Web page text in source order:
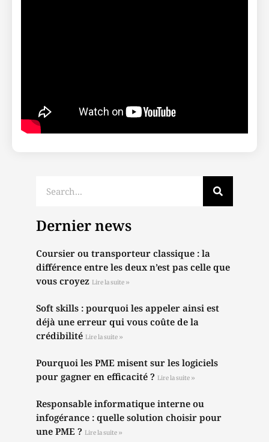
Dernier news
Coursier ou transporteur classique : la
différence entre les deux n’est pas celle que
vous croyez Lire la suite »
Soft skills : pourquoi les appeler ainsi est
déjà une erreur qui vous coûte de la
crédibilité Lire la suite »
Pourquoi les PME misent sur les logiciels
pour gagner en efficacité ? Lire la suite »
Responsable informatique interne ou
infogérance : quelle solution choisir pour
une PME ? Lire la suite »